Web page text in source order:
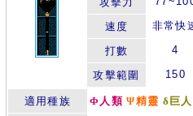
速度 非常快
打數 4
攻擊範圍 150
適用種族 Φ人類 Ψ精靈 δ巨人